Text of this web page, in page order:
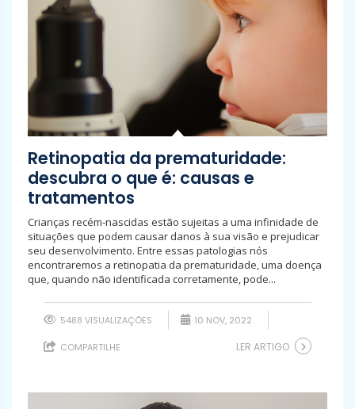
Retinopatia da prematuridade:
descubra o que é: causas e
tratamentos
Crianças recém-nascidas estão sujeitas a uma infinidade de
situações que podem causar danos à sua visão e prejudicar
seu desenvolvimento. Entre essas patologias nós
encontraremos a retinopatia da prematuridade, uma doença
que, quando não identificada corretamente, pode...
5488 VISUALIZAÇÕES 10 NOV, 2022
COMPARTILHE LER ARTIGO